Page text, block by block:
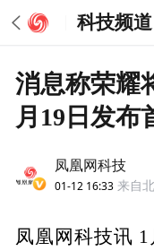
科技频道
消息称荣耀
月19日发布
凤凰网科技
01-12 16:33 来自
凤凰网科技讯